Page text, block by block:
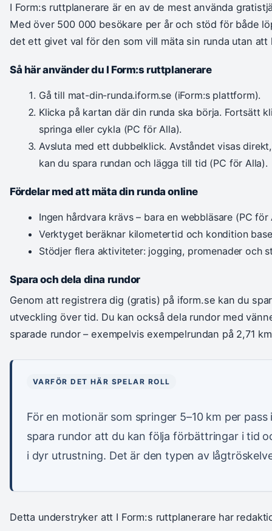
I Form:s ruttplanerare är en av de mest använda
Med över 500 000 besökare per år och stöd för både
det ett givet val för den som vill mäta sin runda utan att
Så här använder du I Form:s ruttplanerare
Gå till mat-din-runda.iform.se (iForm:s plattform).
Klicka på kartan där din runda ska börja. Fortsätt
springa eller cykla (PC för Alla).
Avsluta med ett dubbelklick. Avståndet visas
kan du spara rundan och lägga till tid (PC för Alla).
Fördelar med att mäta din runda online
Ingen hårdvara krävs – bara en webbläsare (PC för
Verktyget beräknar kilometertid och kondition
Stödjer flera aktiviteter: jogging, promenader och
Spara och dela dina rundor
Genom att registrera dig (gratis) på iform.se kan du
utveckling över tid. Du kan också dela rundor med
sparade rundor – exempelvis exempelrundan på 2,71
VARFÖR DET HÄR SPELAR ROLL
För en motionär som springer 5–10 km per
spara rundor att du kan följa förbättringar i tid
i dyr utrustning. Det är den typen av
Detta understryker att I Form:s ruttplanerare har